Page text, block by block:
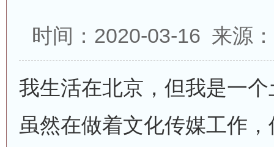
时间：2020-03-16 来源
我生活在北京，但我是一
虽然在做着文化传媒工作